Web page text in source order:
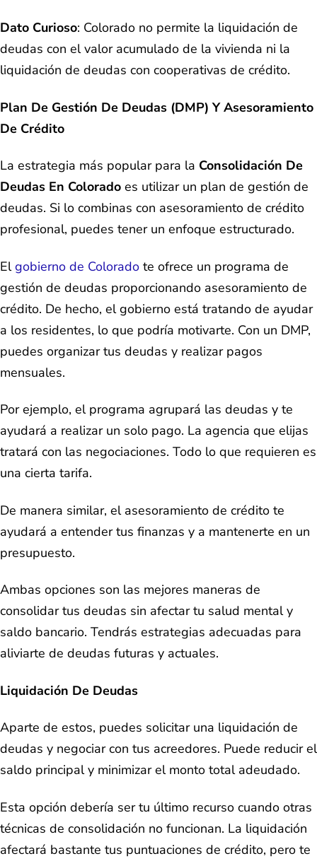
Dato Curioso: Colorado no permite la liquidación de
deudas con el valor acumulado de la vivienda ni la
liquidación de deudas con cooperativas de crédito.
Plan De Gestión De Deudas (DMP) Y Asesoramiento
De Crédito
La estrategia más popular para la Consolidación De
Deudas En Colorado es utilizar un plan de gestión de
deudas. Si lo combinas con asesoramiento de crédito
profesional, puedes tener un enfoque estructurado.
Elgobierno de Colorado te ofrece un programa de
gestión de deudas proporcionando asesoramiento de
crédito. De hecho, el gobierno está tratando de ayudar
a los residentes, lo que podría motivarte. Con un DMP,
puedes organizar tus deudas y realizar pagos
mensuales.
Por ejemplo, el programa agrupará las deudas y te
ayudará a realizar un solo pago. La agencia que elijas
tratará con las negociaciones. Todo lo que requieren es
una cierta tarifa.
De manera similar, el asesoramiento de crédito te
ayudará a entender tus finanzas y a mantenerte en un
presupuesto.
Ambas opciones son las mejores maneras de
consolidar tus deudas sin afectar tu salud mental y
saldo bancario. Tendrás estrategias adecuadas para
aliviarte de deudas futuras y actuales.
Liquidación De Deudas
Aparte de estos, puedes solicitar una liquidación de
deudas y negociar con tus acreedores. Puede reducir el
saldo principal y minimizar el monto total adeudado.
Esta opción debería ser tu último recurso cuando otras
técnicas de consolidación no funcionan. La liquidación
afectará bastante tus puntuaciones de crédito, pero te